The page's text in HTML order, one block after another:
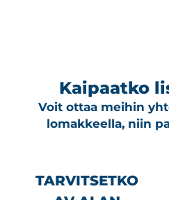
Kaipaatko
Voit ottaa meihin
lomakkeella, niin
TARVITSETKO